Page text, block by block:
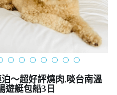
～超好評燒肉.啖台南溫
遊艇包船3日